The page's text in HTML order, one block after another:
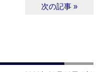
次の記事 »